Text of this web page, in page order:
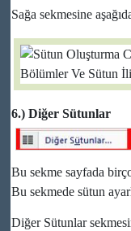
Sağa sekmesine
6.) Diğer Sütunlar
Bu sekme sayfada
Bu sekmede sütun
Diğer Sütunlar